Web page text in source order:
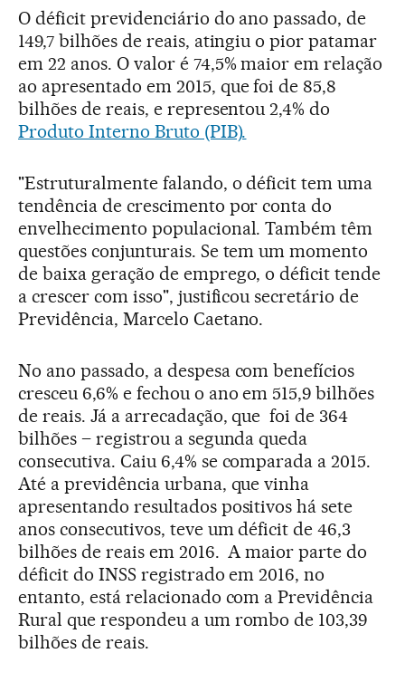
O déficit previdenciário do ano passado, de
149,7 bilhões de reais, atingiu o pior patamar
em 22 anos. O valor é 74,5% maior em relação
ao apresentado em 2015, que foi de 85,8
bilhões de reais, e representou 2,4% do
Produto Interno Bruto (PIB).
"Estruturalmente falando, o déficit tem uma
tendência de crescimento por conta do
envelhecimento populacional. Também têm
questões conjunturais. Se tem um momento
de baixa geração de emprego, o déficit tende
a crescer com isso", justificou secretário de
Previdência, Marcelo Caetano.
No ano passado, a despesa com benefícios
cresceu 6,6% e fechou o ano em 515,9 bilhões
de reais. Já a arrecadação, que foi de 364
bilhões – registrou a segunda queda
consecutiva. Caiu 6,4% se comparada a 2015.
Até a previdência urbana, que vinha
apresentando resultados positivos há sete
anos consecutivos, teve um déficit de 46,3
bilhões de reais em 2016. A maior parte do
déficit do INSS registrado em 2016, no
entanto, está relacionado com a Previdência
Rural que respondeu a um rombo de 103,39
bilhões de reais.